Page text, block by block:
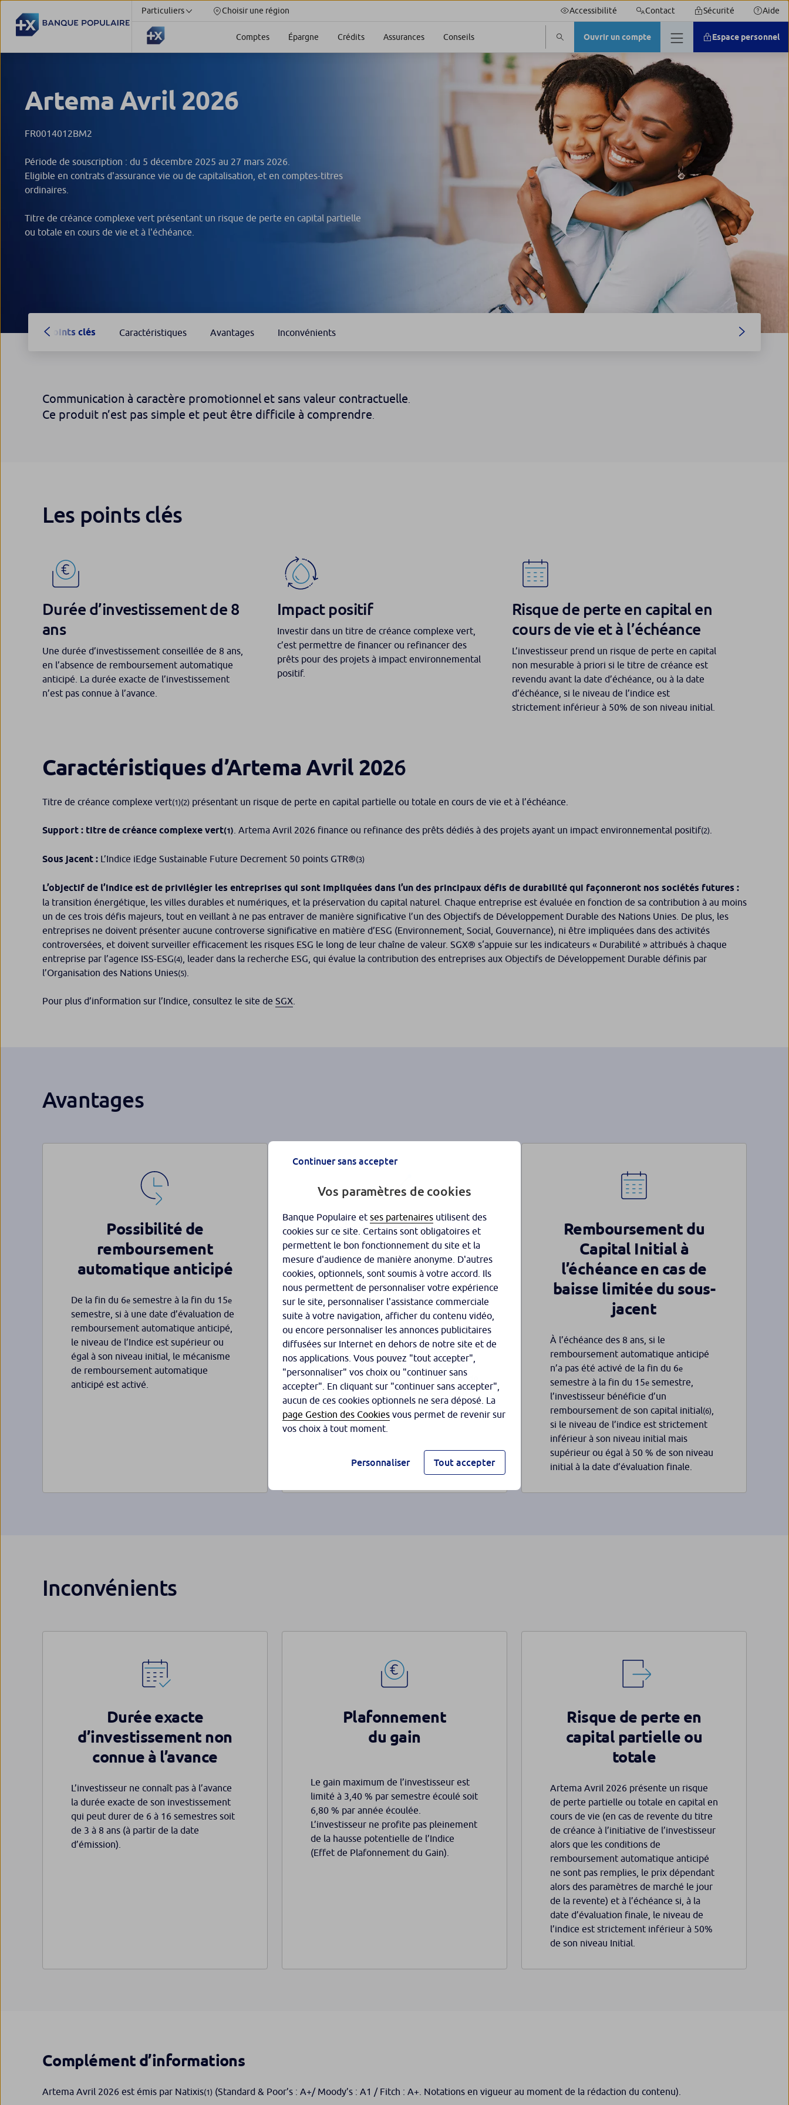
Particuliers Choisir une région Accessibilité Contact Sécurité Aide
Comptes Épargne Crédits Assurances Conseils Ouvrir un compte Espace personnel
Artema Avril 2026
FR0014012BM2
Période de souscription : du 5 décembre 2025 au 27 mars 2026.
Eligible en contrats d'assurance vie ou de capitalisation, et en comptes-titres
ordinaires.
Titre de créance complexe vert présentant un risque de perte en capital partielle
ou totale en cours de vie et à l'échéance.
Points clés Caractéristiques Avantages Inconvénients
Communication à caractère promotionnel et sans valeur contractuelle
Ce produit n’est pas simple et peut être difficile à comprendre
Les points clés
Durée d’investissement de 8
ans
Une durée d’investissement conseillée de 8 ans,
en l’absence de remboursement automatique
anticipé. La durée exacte de l’investissement
n’est pas connue à l’avance.
Impact positif
Investir dans un titre de créance complexe vert,
c’est permettre de financer ou refinancer des
prêts pour des projets à impact environnemental
positif.
Risque de perte en capital en
cours de vie et à l’échéance
L’investisseur prend un risque de perte en capital
non mesurable à priori si le titre de créance est
revendu avant la date d’échéance, ou à la date
d’échéance, si le niveau de l’indice est
strictement inférieur à 50% de son niveau initial.
Caractéristiques d’Artema Avril 2026
Titre de créance complexe vert(1)(2) présentant un risque de perte en capital partielle ou totale en cours de vie et à l’échéance.
Support : titre de créance complexe vert(1) . Artema Avril 2026 finance ou refinance des prêts dédiés à des projets ayant un impact environnemental positif(2)
Sous jacent : L’Indice iEdge Sustainable Future Decrement 50 points GTR®(3)
L’objectif de l’indice est de privilégier les entreprises qui sont impliquées dans l’un des principaux défis de durabilité qui façonneront nos sociétés futures :
la transition énergétique, les villes durables et numériques, et la préservation du capital naturel. Chaque entreprise est évaluée en fonction de sa contribution à au moins
un de ces trois défis majeurs, tout en veillant à ne pas entraver de manière significative l’un des Objectifs de Développement Durable des Nations Unies. De plus, les
entreprises ne doivent présenter aucune controverse significative en matière d’ESG (Environnement, Social, Gouvernance), ni être impliquées dans des activités
controversées, et doivent surveiller efficacement les risques ESG le long de leur chaîne de valeur. SGX® s‘appuie sur les indicateurs « Durabilité » attribués à chaque
entreprise par l’agence ISS-ESG(4) , leader dans la recherche ESG, qui évalue la contribution des entreprises aux Objectifs de Développement Durable définis par
l’Organisation des Nations Unies(5)
Pour plus d’information sur l’Indice, consultez le site de SGX
Avantages
Possibilité de
remboursement
automatique anticipé
De la fin du 6e semestre à la fin du 15e
semestre, si à une date d’évaluation de
remboursement automatique anticipé,
le niveau de l’Indice est supérieur ou
égal à son niveau initial, le mécanisme
de remboursement automatique
anticipé est activé.
Gain potentiel sous
certaines conditions
En cas d’activation du mécanisme de
remboursement anticipé, possible de la
fin du 6 semestre à la fin du 15
semestre, ou à l’échéance, si le niveau
de l’indice est supérieur ou égal à son
niveau initial, l’investisseur bénéficie de
son capital initial augmenté d’un gain de
3,40 % par semestre écoulé soit, 6,80 %
par année écoulée
.
Remboursement du
Capital Initial à
l’échéance en cas de
baisse limitée du sous-
jacent
À l’échéance des 8 ans, si le
remboursement automatique anticipé
n’a pas été activé de la fin du 6e
semestre à la fin du 15e semestre,
l’investisseur bénéficie d’un
remboursement de son capital initial(6)
si le niveau de l’indice est strictement
inférieur à son niveau initial mais
supérieur ou égal à 50 % de son niveau
initial à la date d’évaluation finale.
Inconvénients
Durée exacte
d’investissement non
connue à l’avance
L’investisseur ne connaît pas à l’avance
la durée exacte de son investissement
qui peut durer de 6 à 16 semestres soit
de 3 à 8 ans (à partir de la date
d’émission).
Plafonnement
du gain
Le gain maximum de l’investisseur est
limité à 3,40 % par semestre écoulé soit
6,80 % par année écoulée.
L’investisseur ne profite pas pleinement
de la hausse potentielle de l’Indice
(Effet de Plafonnement du Gain).
Risque de perte en
capital partielle ou
totale
Artema Avril 2026 présente un risque
de perte partielle ou totale en capital en
cours de vie (en cas de revente du titre
de créance à l’initiative de l’investisseur
alors que les conditions de
remboursement automatique anticipé
ne sont pas remplies, le prix dépendant
alors des paramètres de marché le jour
de la revente) et à l’échéance si, à la
date d’évaluation finale, le niveau de
l’indice est strictement inférieur à 50%
de son niveau Initial.
Complément d’informations
Artema Avril 2026 est émis par Natixis(1) (Standard & Poor’s : A+/ Moody’s : A1 / Fitch : A+. Notations en vigueur au moment de la rédaction du contenu).
Continuer sans accepter
Vos paramètres de cookies
Banque Populaire et ses partenaires utilisent des
cookies sur ce site. Certains sont obligatoires et
permettent le bon fonctionnement du site et la
mesure d'audience de manière anonyme. D'autres
cookies, optionnels, sont soumis à votre accord. Ils
nous permettent de personnaliser votre expérience
sur le site, personnaliser l'assistance commerciale
suite à votre navigation, afficher du contenu vidéo,
ou encore personnaliser les annonces publicitaires
diffusées sur Internet en dehors de notre site et de
nos applications. Vous pouvez "tout accepter",
"personnaliser" vos choix ou "continuer sans
accepter". En cliquant sur "continuer sans accepter",
aucun de ces cookies optionnels ne sera déposé. La
page Gestion des Cookies vous permet de revenir sur
vos choix à tout moment.
Personnaliser Tout accepter